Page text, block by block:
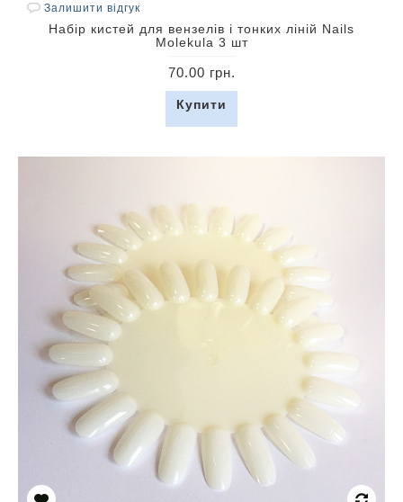
Залишити відгук
Набір кистей для вензелів і тонких ліній Nails
Molekula 3 шт
70.00 грн.
Купити